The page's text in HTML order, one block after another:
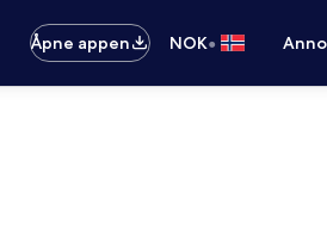
Åpne appen NOK•